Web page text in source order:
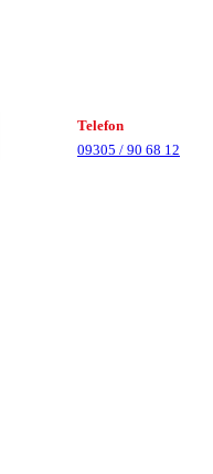
Telefon
09305 / 90 68 12